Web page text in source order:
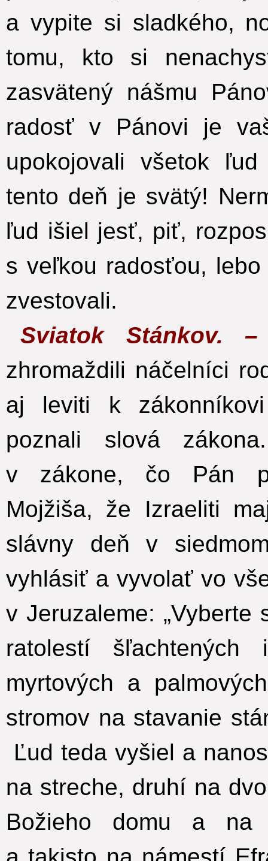
a vypite si sladkého,
tomu, kto si
zasvätený nášmu
radosť v Pánovi je
upokojovali všetok
tento deň je svätý!
ľud išiel jesť, piť,
s veľkou radosťou,
zvestovali.
Sviatok Stánkov.
zhromaždili náčelníci
aj leviti k
poznali slová zákona.
v zákone, čo Pán
Mojžiša, že Izraeliti
slávny deň v
vyhlásiť a vyvolať vo
v Jeruzaleme:
ratolestí
myrtových a
stromov na stavanie
Ľud teda vyšiel a
na streche, druhí na
Božieho domu a na